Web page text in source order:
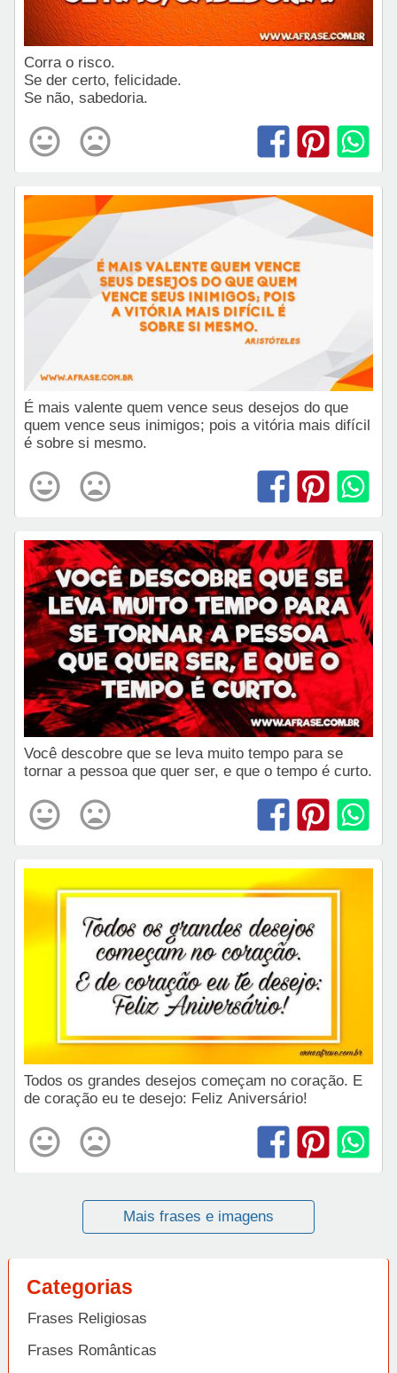
Corra o risco.
Se der certo, felicidade.
Se não, sabedoria.
É mais valente quem vence seus desejos do que
quem vence seus inimigos; pois a vitória mais difícil
é sobre si mesmo.
Você descobre que se leva muito tempo para se
tornar a pessoa que quer ser, e que o tempo é curto.
Todos os grandes desejos começam no coração. E
de coração eu te desejo: Feliz Aniversário!
Mais frases e imagens
Categorias
Frases Religiosas
Frases Românticas